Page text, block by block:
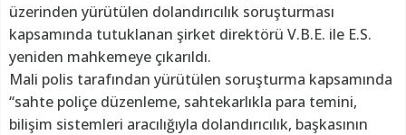
üzerinden yürütülen dolandırıcılık soruşturması
kapsamında tutuklanan şirket direktörü V.B.E. ile E.S.
yeniden mahkemeye çıkarıldı.
Mali polis tarafından yürütülen soruşturma kapsamında
“sahte poliçe düzenleme, sahtekarlıkla para temini,
bilişim sistemleri aracılığıyla dolandırıcılık, başkasının